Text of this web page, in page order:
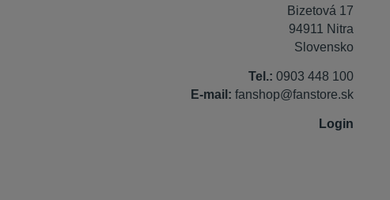
Bizetová 17
94911 Nitra
Slovensko
Tel.: 0903 448 100
E-mail: fanshop@fanstore.sk
Login